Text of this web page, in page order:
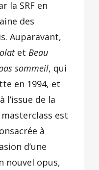
la SRF en
des
Auparavant,
etBeau
pas sommeil, qui
en 1994, et
l’issue de la
est
à
d’une
nouvel opus,